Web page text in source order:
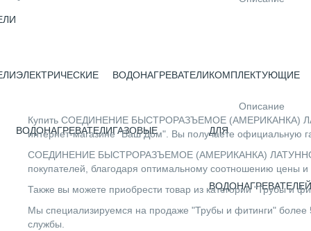
ЭЛЕКТРИЧЕСКИЕ
ВОДОНАГРЕВАТЕЛИ
ВОДОНАГРЕВАТЕЛИ
ГАЗОВЫЕ
КОМПЛЕКТУЮЩИЕ
ДЛЯ
ВОДОНАГРЕВАТЕЛЕЙ
Описание
Купить СОЕДИНЕНИЕ БЫСТРОРАЗЪЕМОЕ (АМЕРИКАНКА)
интернет-магазине "Ваш Дом". Вы получаете официальную
СОЕДИНЕНИЕ БЫСТРОРАЗЪЕМОЕ (АМЕРИКАНКА) ЛАТУННОЕ
покупателей, благодаря оптимальному соотношению цены и
Также вы можете приобрести товар из категории "Трубы и
Мы специализируемся на продаже "Трубы и фитинги" более
службы.